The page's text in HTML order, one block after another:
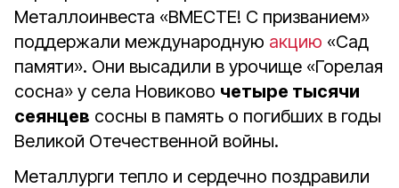
Металлоинвеста «ВМЕСТЕ! С призванием»
поддержали международную акцию «Сад
памяти». Они высадили в урочище «Горелая
сосна» у села Новиково четыре тысячи
сеянцев сосны в память о погибших в годы
Великой Отечественной войны.
Металлурги тепло и сердечно поздравили